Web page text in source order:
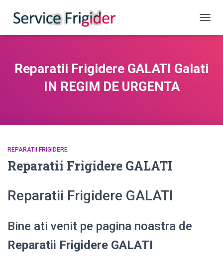
Reparatii Frigidere GALATI Galati
IN REGIM DE URGENTA
REPARATII FRIGIDERE
Reparatii Frigidere GALATI
Reparatii Frigidere GALATI
Bine ati venit pe pagina noastra de
Reparatii Frigidere GALATI